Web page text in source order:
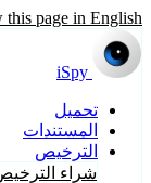
this page in English
iSpy
تحميل
المستندات
الترخيص
شراء